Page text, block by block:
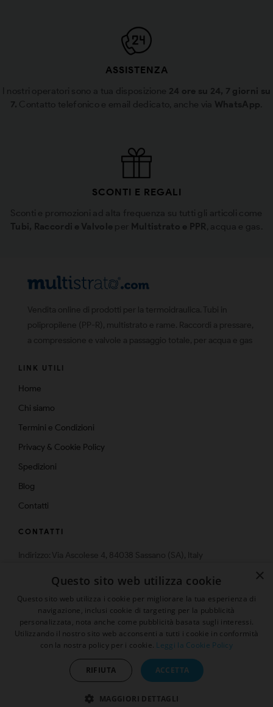
ASSISTENZA
I nostri operatori sono a tua disposizione 24 ore su 24, 7 giorni su
7. Contatto telefonico e email dedicato, anche via WhatsApp
SCONTI E REGALI
Sconti e promozioni ad alta frequenza su tutti gli articoli come
Tubi, Raccordi e Valvole per Multistrato e PPR , acqua e gas.
Vendita online di prodotti per la termoidraulica. Tubi in
polipropilene (PP-R), multistrato e rame. Raccordi a pressare,
a compressione e valvole a passaggio totale, per acqua e gas
LINK UTILI
Home
Chi siamo
Termini e Condizioni
Privacy & Cookie Policy
Spedizioni
Blog
Contatti
CONTATTI
Indirizzo: Via Ascolese 4, 84038 Sassano (SA), Italy
Email: info@multistrato.com
© 2026 | Tutti i diritti sono riservati
Sito protetto da reCAPTCHA.Privacy - Termini e condizioni
Presenta un "Amico" ed ottieni
sconto 5%
×
Questo sito web utilizza cookie
Questo sito web utilizza i cookie per migliorare la tua esperienza di
navigazione, inclusi cookie di targeting per la pubblicità
personalizzata, nota anche come pubblicità basata sugli interessi.
Utilizzando il nostro sito web acconsenti a tutti i cookie in conformità
con la nostra policy per i cookie. Leggi la Cookie Policy
ACCETTA
RIFIUTA
MAGGIORI DETTAGLI